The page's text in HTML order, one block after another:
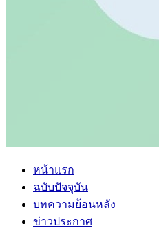
หน้าแรก
ฉบับปัจจุบัน
บทความย้อนหลัง
ข่าวประกาศ